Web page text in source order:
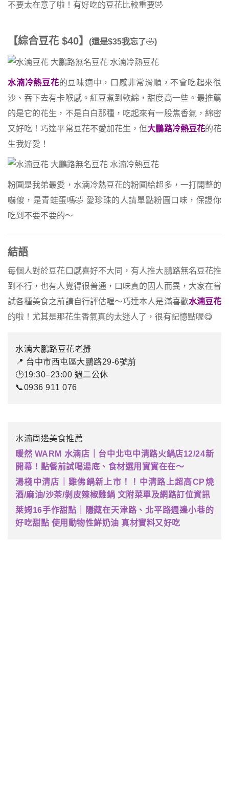
不要太在意了啦！有好吃的豆花比較重要🤣
【綜合豆花 $40】 (還是$35我忘了🤣)
水湳冷熱豆花的豆味適中，口感非常滑順，不會吃起來很
沙、吞下去有卡喉感。紅豆煮到軟綿，甜度高一些。最推薦
的是它的花生，不是白白那種，吃起來有一股焦香氣，綿密
又好吃！巧達平常豆花不愛加花生，但大鵬路冷熱豆花的花
生我好愛！
粉圓是我弟最愛，水湳冷熱豆花的粉圓給超多，一打開整的
嚇傻，是青蛙蛋嗎🤣 愛珍珠的人請單點粉圓口味，保證你
吃到不要不要的～
結語
每個人對於豆花口感喜好不大同，有人推大鵬路無名豆花推
到不行，也有人覺得很普通，口味真的因人而異，大家在嘗
試各種美食之前請自行評估喔～巧達本人是滿喜歡水湳豆花
的啦！尤其是那花生香氣真的太迷人了，很有記憶點喔😋
水湳大鵬路豆花老攤
📍 台中市西屯區大鵬路29-6號前
🕑19:30–23:00 週二公休
📞0936 911 076
水湳周邊美食推薦
暖然 WARM 水湳店｜台中北屯中清路火鍋店12/24新
開幕！點餐前試喝湯底、食材選用實實在在～
湯棧中清店｜雞佛鍋新上市！！中清路上超高CP燒
酒/麻油/沙茶/剝皮辣椒雞鍋 文附菜單及網路訂位資訊
萊姆16手作甜點｜隱藏在天津路、北平路週邊小巷的
好吃甜點 使用動物性鮮奶油 真材實料又好吃